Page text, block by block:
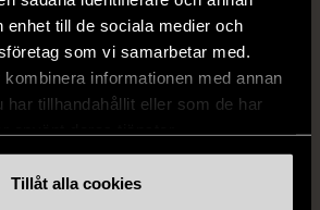
enhet till de sociala medier och
som vi samarbetar med.
informationen med annan
har tillhandahållit eller som de har
Tillåt alla cookies
249 kr